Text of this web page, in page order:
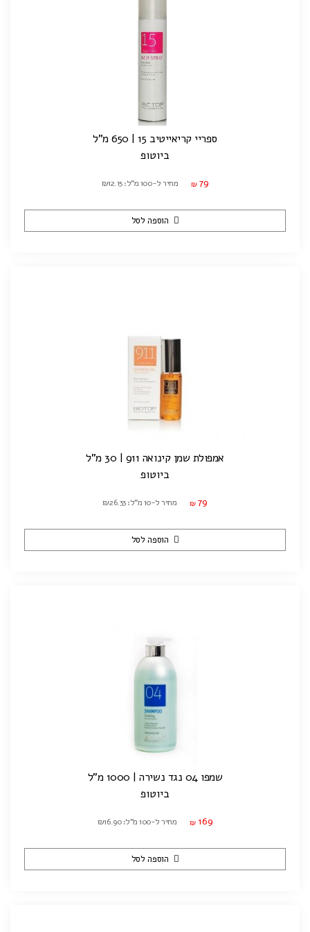
ספריי קריאייטיב 15 | 650 מ"ל
ביוטופ
₪ 79 מחיר ל-100 מ"ל: ₪12.15
הוספה לסל
אמפולת שמן קינואה 911 | 30 מ"ל
ביוטופ
₪ 79 מחיר ל-10 מ"ל: ₪26.33
הוספה לסל
שמפו 04 נגד נשירה | 1000 מ"ל
ביוטופ
₪ 169 מחיר ל-100 מ"ל: ₪16.90
הוספה לסל